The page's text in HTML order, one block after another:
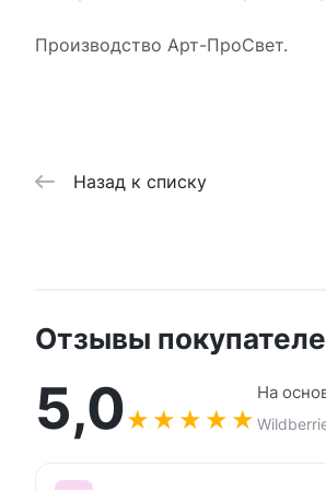
Производство Арт-ПроСвет.
Назад к списку
Отзывы
5,0★ ★ ★ ★ ★
На